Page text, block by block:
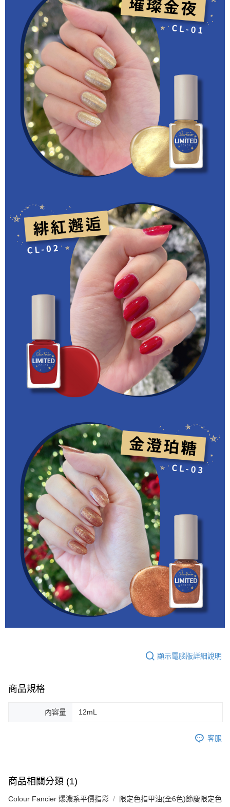
顯示電腦版詳細說明
商品規格
內容量 12mL
客服
商品相關分類 (1)
Colour Fancier 爆濃系平價指彩 限定色指甲油(全6色)節慶限定色